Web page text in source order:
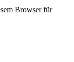
Browser für